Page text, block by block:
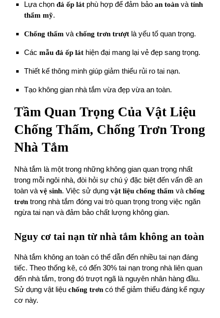
Lựa chọnđá ốp lát phù hợp để đảm bảoan toàn vàtính
thẩm mỹ.
Chống thấm vàchống trơn trượt là yếu tố quan trọng.
Cácmẫu đá ốp lát hiện đại mang lại vẻ đẹp sang trọng.
Thiết kế thông minh giúp giảm thiểu rủi ro tai nạn.
Tạo không gian nhà tắm vừa đẹp vừa an toàn.
Tầm Quan Trọng Của Vật Liệu
Chống Thấm, Chống Trơn Trong
Nhà Tắm
Nhà tắm là một trong những không gian quan trọng nhất
trong mỗi ngôi nhà, đòi hỏi sự chú ý đặc biệt đến vấn đề an
toàn vàvệ sinh. Việc sử dụngvật liệu chống thấm vàchống
trơn trong nhà tắm đóng vai trò quan trọng trong việc ngăn
ngừa tai nạn và đảm bảo chất lượng không gian.
Nguy cơ tai nạn từ nhà tắm không an toàn
Nhà tắm không an toàn có thể dẫn đến nhiều tai nạn đáng
tiếc. Theo thống kê, có đến 30% tai nạn trong nhà liên quan
đến nhà tắm, trong đó trượt ngã là nguyên nhân hàng đầu.
Sử dụng vật liệuchống trơn có thể giảm thiểu đáng kể nguy
cơ này.